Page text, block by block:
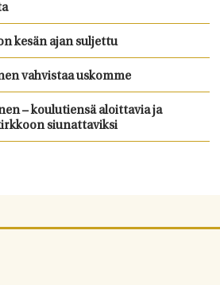
kesän ajan suljettu
vahvistaa uskomme
– koulutiensä aloittavia ja
siunattaviksi